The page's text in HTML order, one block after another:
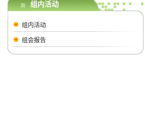
组内活动
组内活动
组会报告